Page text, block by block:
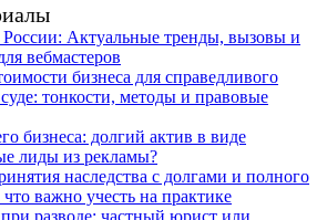
Актуальные тренды, вызовы и
вебмастеров
бизнеса для справедливого
тонкости, методы и правовые
бизнеса: долгий актив в виде
лиды из рекламы?
наследства с долгами и полного
важно учесть на практике
разводе: частный юрист или